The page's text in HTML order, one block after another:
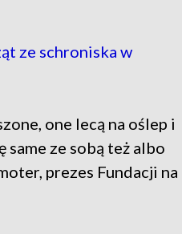
ze schroniska w
one lecą na oślep i
same ze sobą też albo
prezes Fundacji na